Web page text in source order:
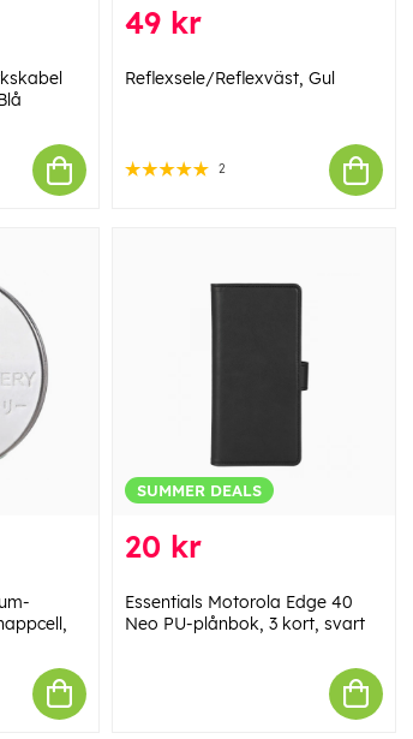
49 kr
Reflexsele/Reflexväst, Gul
2
SUMMER DEALS
20 kr
Essentials Motorola Edge 40
Neo PU-plånbok, 3 kort, svart